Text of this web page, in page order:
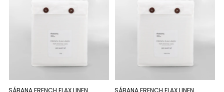
SÁBANA FRENCH FLAX LINEN SÁBANA FRENCH FLAX LINEN